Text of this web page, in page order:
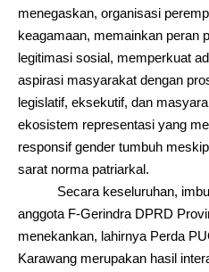
menegaskan, organisasi
keagamaan, memainkan peran
legitimasi sosial, memperkuat
aspirasi masyarakat dengan
legislatif, eksekutif, dan
ekosistem representasi yang
responsif gender tumbuh
sarat norma patriarkal.
Secara keseluruhan, imbuh
anggota F-Gerindra DPRD
menekankan, lahirnya Perda
Karawang merupakan hasil